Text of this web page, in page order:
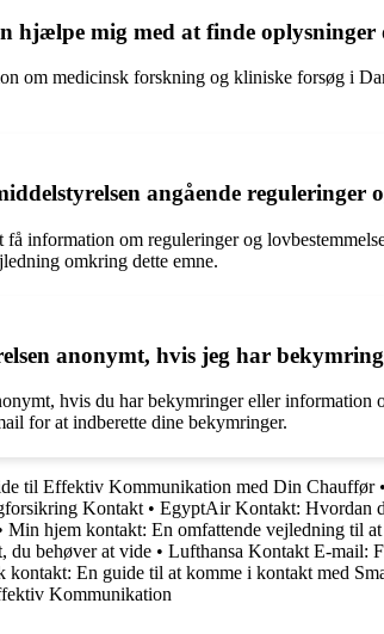
hjælpe mig med at finde
om medicinsk forskning og kliniske forsøg i
angående reguleringer
information om reguleringer og
omkring dette emne.
anonymt, hvis jeg har
hvis du har bekymringer eller
for at indberette dine bekymringer.
til Effektiv Kommunikation med Din Chauffør•
Kontakt • EgyptAir Kontakt: Hvordan
Min hjem kontakt: En omfattende vejledning til
du behøver at vide • Lufthansa Kontakt E-mail:
kontakt: En guide til at komme i kontakt med
Kommunikation